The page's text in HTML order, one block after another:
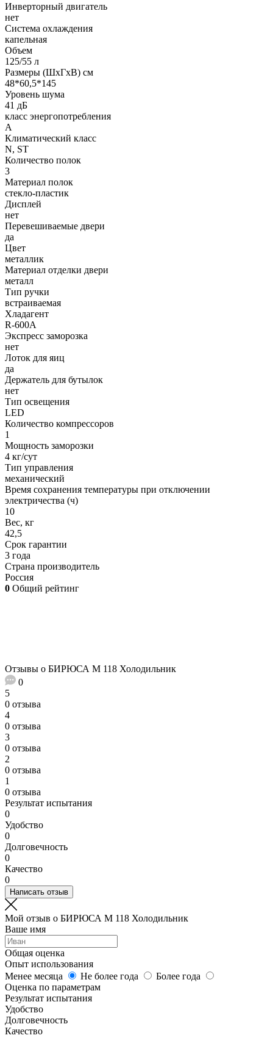
Инверторный двигатель
нет
Система охлаждения
капельная
Объем
125/55 л
Размеры (ШхГхВ) см
48*60,5*145
Уровень шума
41 дБ
класс энергопотребления
A
Климатический класс
N, ST
Количество полок
3
Материал полок
стекло-пластик
Дисплей
нет
Перевешиваемые двери
да
Цвет
металлик
Материал отделки двери
металл
Тип ручки
встраиваемая
Хладагент
R-600A
Экспресс заморозка
нет
Лоток для яиц
да
Держатель для бутылок
нет
Тип освещения
LED
Количество компрессоров
1
Мощность заморозки
4 кг/сут
Тип управления
механический
Время сохранения температуры при отключении
электричества (ч)
10
Вес, кг
42,5
Срок гарантии
3 года
Страна производитель
Россия
0 Общий рейтинг
Отзывы о БИРЮСА M 118 Холодильник
0
5
0 отзыва
4
0 отзыва
3
0 отзыва
2
0 отзыва
1
0 отзыва
Результат испытания
0
Удобство
0
Долговечность
0
Качество
0
Написать отзыв
Мой отзыв о БИРЮСА M 118 Холодильник
Ваше имя
Общая оценка
Опыт использования
Менее месяца
Не более года
Более года
Оценка по параметрам
Результат испытания
Удобство
Долговечность
Качество